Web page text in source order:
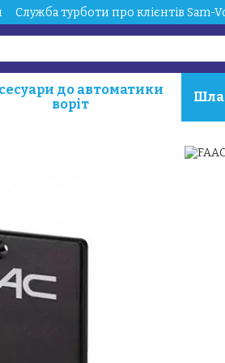
Служба турботи про клієнтів Sam-
до автоматики
воріт